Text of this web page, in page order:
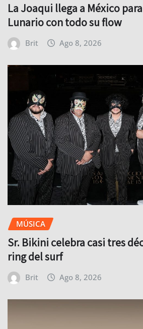
La Joaqui llega a México
Lunario con todo su flow
Brit Ago 8, 2026
MÚSICA
Sr. Bikini celebra casi tres
ring del surf
Brit Ago 8, 2026